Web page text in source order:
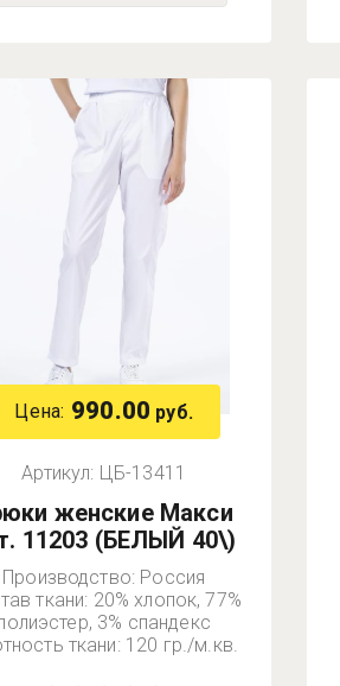
Цена: 990.00 руб.
Артикул: ЦБ-13411
женские Макси
11203 (БЕЛЫЙ 40\)
Производство: Россия
ткани: 20% хлопок, 77%
3% спандекс
ткани: 120 гр./м.кв.